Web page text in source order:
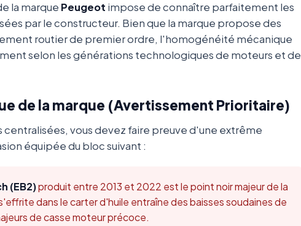
la marque Peugeot impose de connaître parfaitement les
par le constructeur. Bien que la marque propose des
routier de premier ordre, l'homogénéité mécanique
selon les générations technologiques de moteurs et de
de la marque (Avertissement Prioritaire)
vous devez faire preuve d'une extrême
équipée du bloc suivant :
(EB2)produit entre 2013 et 2022 est le point noir majeur de la
dans le carter d'huile entraîne des baisses soudaines de
de casse moteur précoce.